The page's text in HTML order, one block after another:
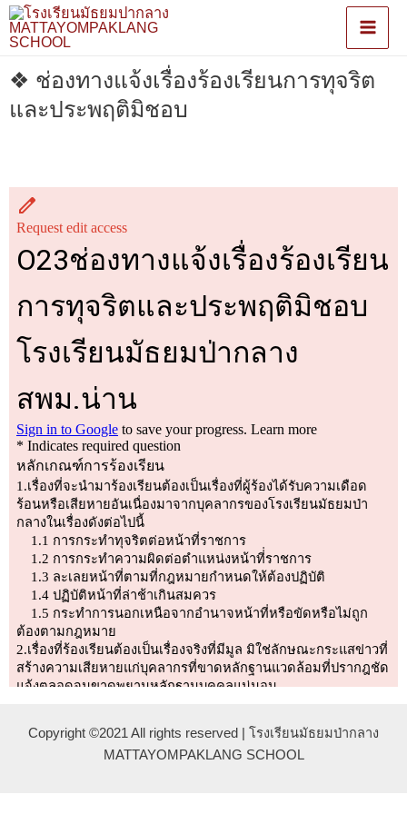
❖ ช่องทางแจ้งเรื่องร้องเรียนการทุจริต
และประพฤติมิชอบ
Copyright ©2021 All rights reserved | โรงเรียนมัธยมป่ากลาง
MATTAYOMPAKLANG SCHOOL